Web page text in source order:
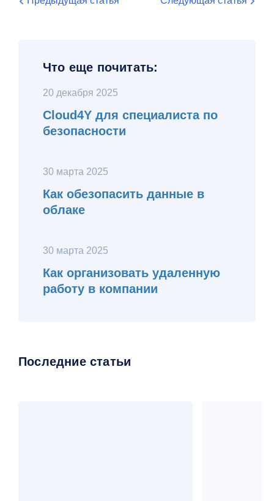
Что еще почитать:
20 декабря 2025
Cloud4Y для специалиста по
безопасности
30 марта 2025
Как обезопасить данные в
облаке
30 марта 2025
Как организовать удаленную
работу в компании
Последние статьи